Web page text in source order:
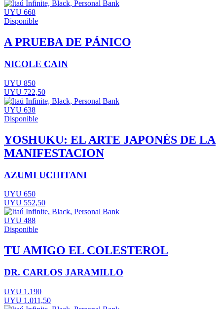
UYU 668
Disponible
A PRUEBA DE PÁNICO
NICOLE CAIN
UYU 850
UYU 722,50
UYU 638
Disponible
YOSHUKU: EL ARTE JAPONÉS DE LA
MANIFESTACION
AZUMI UCHITANI
UYU 650
UYU 552,50
UYU 488
Disponible
TU AMIGO EL COLESTEROL
DR. CARLOS JARAMILLO
UYU 1.190
UYU 1.011,50